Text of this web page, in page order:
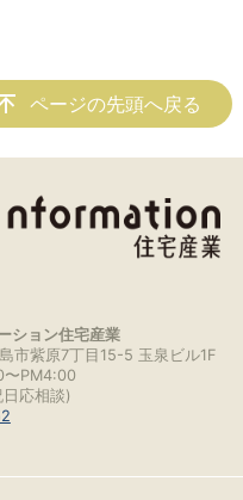
ページの先頭へ戻る
ション住宅産業
市紫原7丁目15-5 玉泉ビル1F
〜PM4:00
応相談)